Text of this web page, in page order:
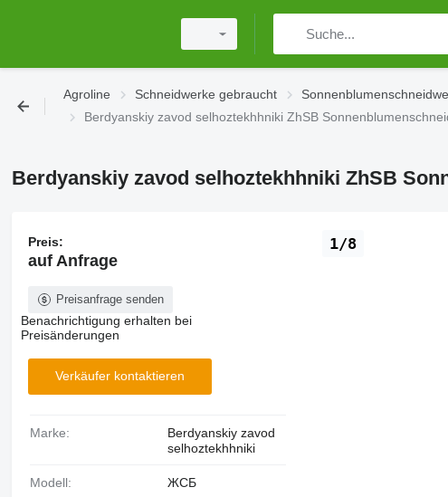
Agroline Schneidwerke gebraucht
Berdyanskiy zavod selhoztekhhniki ZhSB
Berdyanskiy zavod selhoztekhhniki ZhSB
1/8
Preis:
auf Anfrage
Preisanfrage senden
Benachrichtigung erhalten bei
Preisänderungen
Verkäufer kontaktieren
Marke:
Berdyanskiy zavod
selhoztekhhniki
Modell: ЖСБ